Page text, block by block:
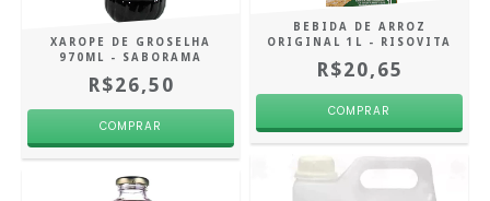
XAROPE DE GROSELHA
970ML - SABORAMA
R$26,50
BEBIDA DE ARROZ
ORIGINAL 1L - RISOVITA
R$20,65